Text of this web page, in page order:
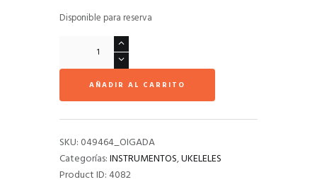
Disponible para reserva
QUK-
AÑADIR AL CARRITO
SKU: 049464_OIGADA
Categorías:INSTRUMENTOS,UKELELES
Product ID:4082